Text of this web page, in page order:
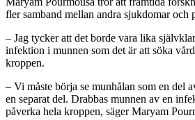
fler samband mellan andra sjukdomar och
– Jag tycker att det borde vara lika
infektion i munnen som det är att söka
kroppen.
– Vi måste börja se munhålan som en del
en separat del. Drabbas munnen av en
påverka hela kroppen, säger Maryam